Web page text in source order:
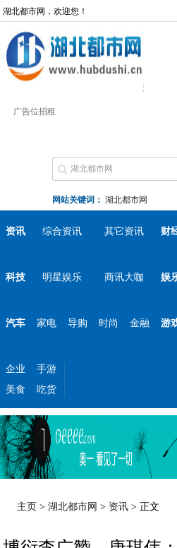
湖北都市网，欢迎您！
广告位招租
网站关键词： 湖北都市网
资讯 综合资讯 其它资讯 财
科技 明星娱乐 商讯大咖 娱
汽车 家电 导购 时尚 金融 游
企业
手游
美食
吃货
主页 >湖北都市网 > 资讯 > 正文